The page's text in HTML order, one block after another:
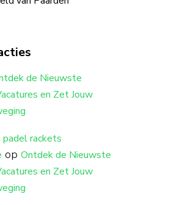
de Nieuwste
en Zet Jouw
rackets
op Ontdek de Nieuwste
en Zet Jouw